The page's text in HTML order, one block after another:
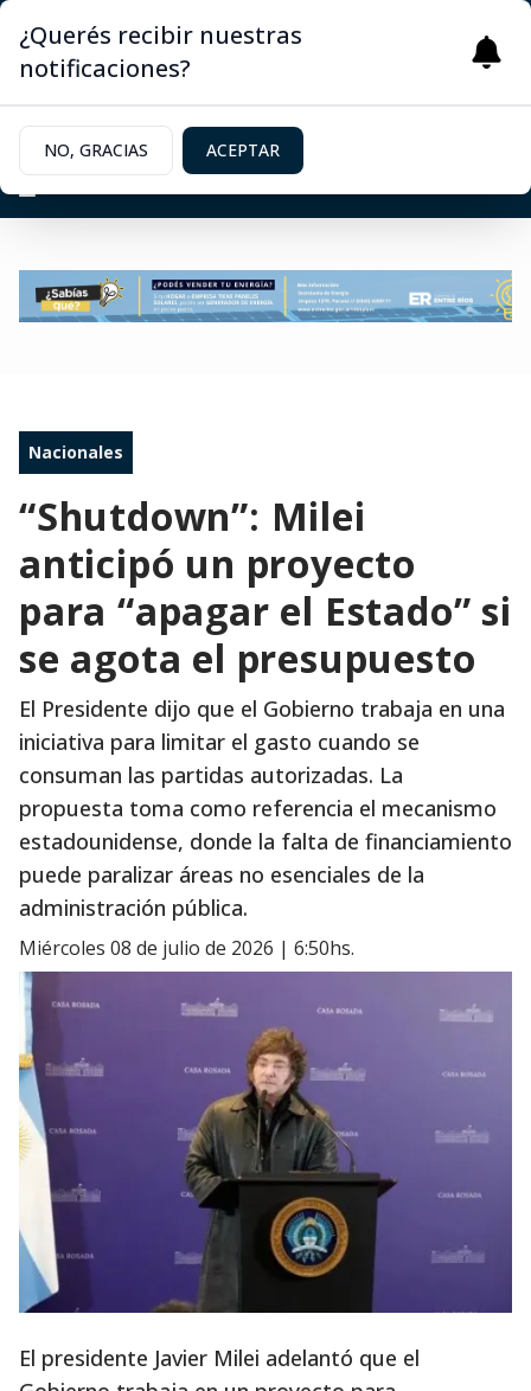
Nacionales
“Shutdown”: Milei
anticipó un proyecto
para “apagar el Estado” si
se agota el presupuesto
El Presidente dijo que el Gobierno trabaja en una
iniciativa para limitar el gasto cuando se
consuman las partidas autorizadas. La
propuesta toma como referencia el mecanismo
estadounidense, donde la falta de financiamiento
puede paralizar áreas no esenciales de la
administración pública.
miércoles 08 de julio de 2026 | 6:50hs.
El presidente Javier Milei adelantó que el
¿Querés recibir nuestras
notificaciones?
NO, GRACIAS ACEPTAR